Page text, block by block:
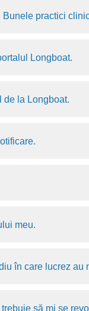
practici
Longboat.
de la Longboat.
meu.
în care lucrez au
să mi se